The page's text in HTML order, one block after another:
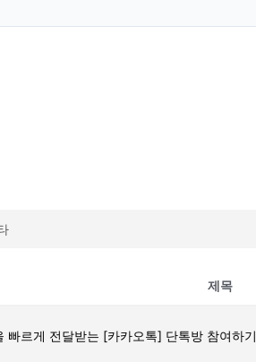
제목
빠르게 전달받는 [카카오톡] 단톡방 참여하기